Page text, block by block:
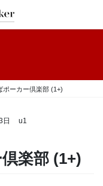
ポーカー倶楽部 (1+)
日 u1
楽部 (1+)